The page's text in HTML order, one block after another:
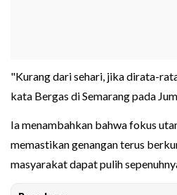
"Kurang dari sehari, jika dirata-
kata Bergas di Semarang pada
Ia menambahkan bahwa fokus
memastikan genangan terus
masyarakat dapat pulih